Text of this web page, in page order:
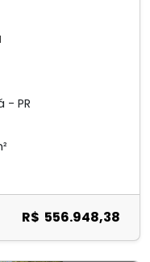
- PR
R$ 556.948,38